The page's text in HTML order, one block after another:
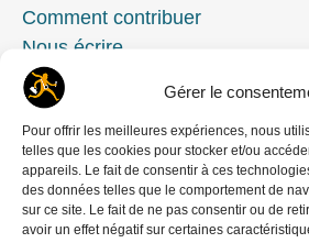
Gérer le
Pour offrir les meilleures expériences, nous
telles que les cookies pour stocker et/ou
appareils. Le fait de consentir à ces
des données telles que le comportement de
sur ce site. Le fait de ne pas consentir ou de
avoir un effet négatif sur certaines
Comment contribuer
Nous écrire
‘DREDI LETTRE HEBDO
Ils nous soutiennent